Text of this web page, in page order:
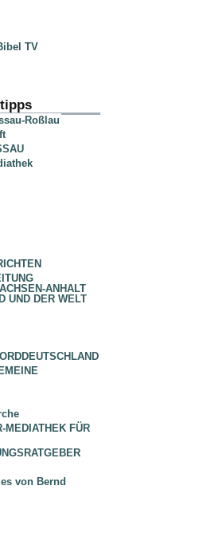
TV
Roßlau
ANHALT
UND DER WELT
FÜR
von Bernd